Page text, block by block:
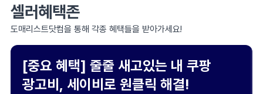
셀러혜택존
도매리스트닷컴을 통해 각종 혜택들을 받아가세요!
[중요 혜택] 줄줄 새고있는 내 쿠팡
광고비, 세이비로 원클릭 해결!